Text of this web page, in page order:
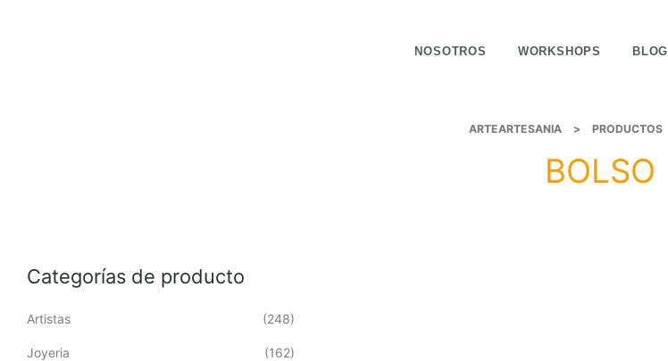
NOSOTROS WORKSHOPS BLOG
ARTEARTESANIA > PRODUCTOS
BOLSO
Categorías de producto
Artistas (248)
Joyeria (162)